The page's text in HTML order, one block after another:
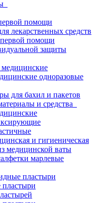
помощи
лекарственных средств
помощи
защиты
одноразовые
для бахил и пакетов
и средства
и гигиеническая
медицинской ваты
марлевые
пластыри